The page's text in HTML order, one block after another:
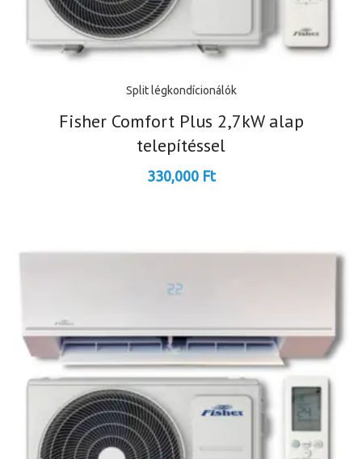
Split légkondícionálók
Fisher Comfort Plus 2,7kW alap
telepítéssel
330,000 Ft